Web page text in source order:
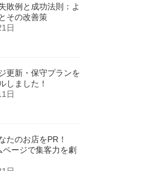
敗例と成功法則：よ
その改善策
日
更新・保守プランを
しました！
日
たのお店をPR！
ページで集客力を劇